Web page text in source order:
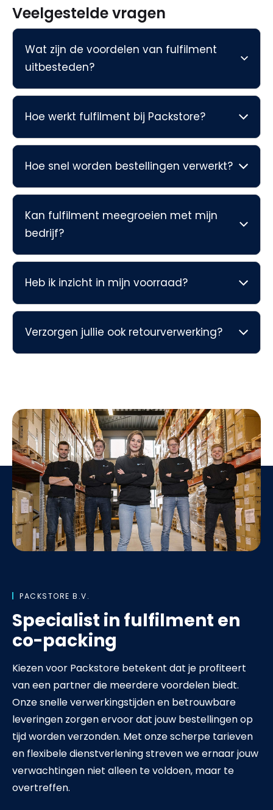
Veelgestelde vragen
Wat zijn de voordelen van fulfilment
uitbesteden?
Hoe werkt fulfilment bij Packstore?
Hoe snel worden bestellingen verwerkt?
Kan fulfilment meegroeien met mijn
bedrijf?
Heb ik inzicht in mijn voorraad?
Verzorgen jullie ook retourverwerking?
PACKSTORE B.V.
Specialist in fulfilment en
co-packing
Kiezen voor Packstore betekent dat je profiteert
van een partner die meerdere voordelen biedt.
Onze snelle verwerkingstijden en betrouwbare
leveringen zorgen ervoor dat jouw bestellingen op
tijd worden verzonden. Met onze scherpe tarieven
en flexibele dienstverlening streven we ernaar jouw
verwachtingen niet alleen te voldoen, maar te
overtreffen.